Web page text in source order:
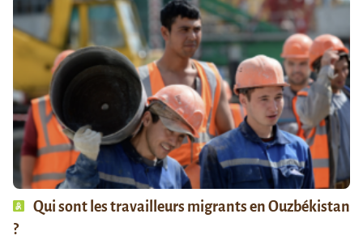
Qui sont les travailleurs migrants en Ouzbékistan
?